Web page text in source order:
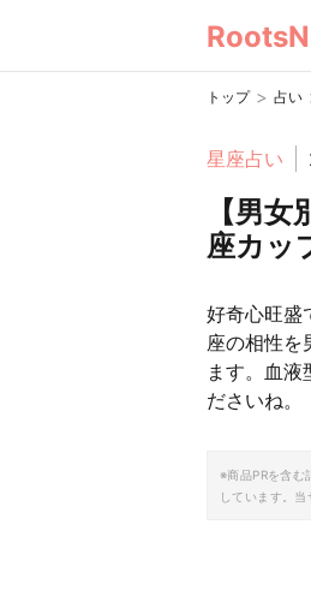
トップ > 占い
星座占い
【男
座カッ
好奇心旺盛
座の相性を
ます。血液
ださいね。
※商品PRを含む
しています。